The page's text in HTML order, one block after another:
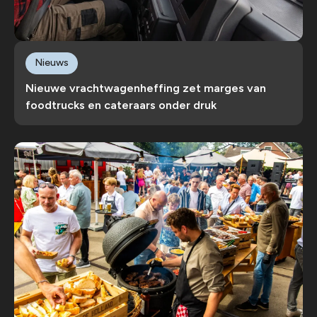
Nieuwe vrachtwagenheffing zet marges van
foodtrucks en cateraars onder druk
Nieuws